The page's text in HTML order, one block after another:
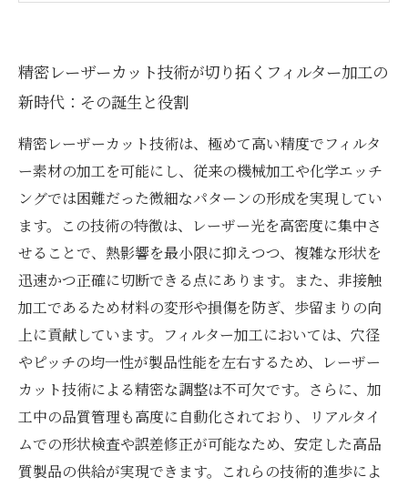
の効率化戦略
品質管理を支える精密レーザー技術の実践と最
加工現場での活用事例：高品質フィルター製造
の成功ストーリー
未来を見据えた精密レーザーカット技術の可能
性と展望
精密レーザーカット技術が切り拓くフィルター加工の
新時代：その誕生と役割
精密レーザーカット技術は、極めて高い精度でフィルタ
ー素材の加工を可能にし、従来の機械加工や化学エッチ
ングでは困難だった微細なパターンの形成を実現してい
ます。この技術の特徴は、レーザー光を高密度に集中さ
せることで、熱影響を最小限に抑えつつ、複雑な形状を
迅速かつ正確に切断できる点にあります。また、非接触
加工であるため材料の変形や損傷を防ぎ、歩留まりの向
上に貢献しています。フィルター加工においては、穴径
やピッチの均一性が製品性能を左右するため、レーザー
カット技術による精密な調整は不可欠です。さらに、加
工中の品質管理も高度に自動化されており、リアルタイ
ムでの形状検査や誤差修正が可能なため、安定した高品
質製品の供給が実現できます。これらの技術的進歩によ